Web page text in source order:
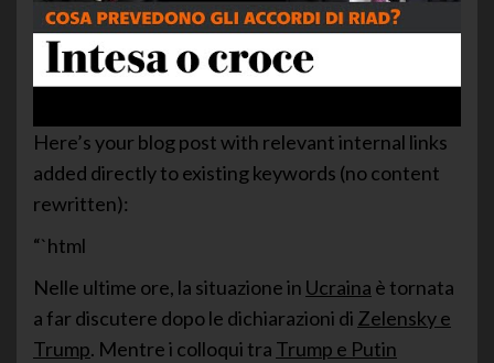
Here’s your blog post with relevant internal links
added directly to existing keywords (no content
rewritten):
“`html
Nelle ultime ore, la situazione in Ucraina è tornata
a far discutere dopo le dichiarazioni di Zelensky e
Trump. Mentre i colloqui tra Trump e Putin